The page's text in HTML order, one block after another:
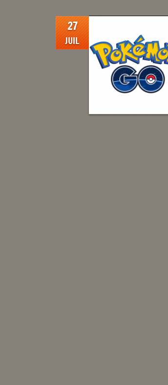
27
JUIL